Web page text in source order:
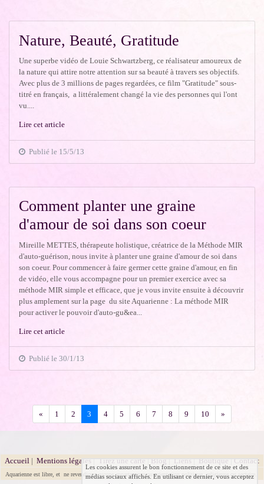
Nature, Beauté, Gratitude
Une superbe vidéo de Louie Schwartzberg, ce réalisateur amoureux de
la nature qui attire notre attention sur sa beauté à travers ses objectifs.
Avec plus de 3 millions de pages regardées, ce film "Gratitude" sous-
titré en français, a littéralement changé la vie des personnes qui l'ont
vu....
Lire cet article
Publié le 15/5/13
Comment planter une graine
d'amour de soi dans son coeur
Mireille METTES, thérapeute holistique, créatrice de la Méthode MIR
d'auto-guérison, nous invite à planter une graine d'amour de soi dans
son coeur. Pour commencer à faire germer cette graine d'amour, en fin
de vidéo, elle vous accompagne pour un premier exercice avec sa
méthode MIR simple et efficace, que je vous invite ensuite à découvrir
plus amplement sur la page du site Aquarienne : La méthode MIR
pour activer le pouvoir d'auto-gu&ea...
Lire cet article
Publié le 30/1/13
«Précédent
1 2 3 4 5 6 7 8 9 10 »
Accueil | Mentions légales|Tirez une carte|Blog|Liens|Boutique|Contact
Aquarienne est libre, et ne revendique aucune appartenance ou orientation politique, religieuse ou sectaire.
Les cookies assurent le bon fonctionnement de ce site et des
médias sociaux affichés. En utilisant ce dernier, vous acceptez